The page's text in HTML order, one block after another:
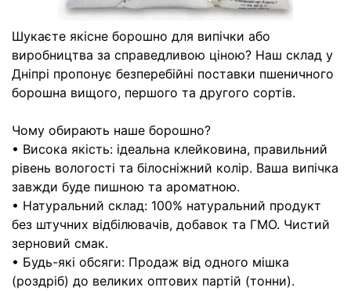
Шукаєте якісне борошно для випічки або
виробництва за справедливою ціною? Наш склад у
Дніпрі пропонує безперебійні поставки пшеничного
борошна вищого, першого та другого сортів.
Чому обирають наше борошно?
• Висока якість: ідеальна клейковина, правильний
рівень вологості та білосніжний колір. Ваша випічка
завжди буде пишною та ароматною.
• Натуральний склад: 100% натуральний продукт
без штучних відбілювачів, добавок та ГМО. Чистий
зерновий смак.
• Будь-які обсяги: Продаж від одного мішка
(роздріб) до великих оптових партій (тонни).